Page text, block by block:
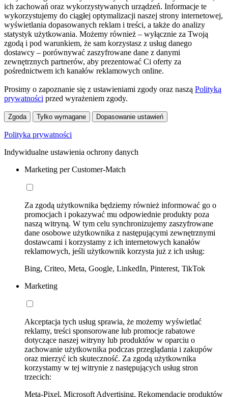
ich zachowań oraz wykorzystywanych urządzeń. Informacje te
wykorzystujemy do ciągłej optymalizacji naszej strony internetowej,
wyświetlania dopasowanych reklam i treści, a także do analizy
statystyk użytkowania. Możemy również – wyłącznie za Twoją
zgodą i pod warunkiem, że sam korzystasz z usług danego
dostawcy – porównywać zaszyfrowane dane z danymi
zewnętrznych partnerów, aby prezentować Ci oferty za
pośrednictwem ich kanałów reklamowych online.
Prosimy o zapoznanie się z ustawieniami zgody oraz naszą Polityką
prywatności przed wyrażeniem zgody.
Zgoda Tylko wymagane Dopasowanie ustawień
Polityka prywatności
Indywidualne ustawienia ochrony danych
Marketing per Customer-Match
Za zgodą użytkownika będziemy również informować go o
promocjach i pokazywać mu odpowiednie produkty poza
naszą witryną. W tym celu synchronizujemy zaszyfrowane
dane osobowe użytkownika z następującymi zewnętrznymi
dostawcami i korzystamy z ich internetowych kanałów
reklamowych, jeśli użytkownik korzysta już z ich usług:
Bing, Criteo, Meta, Google, LinkedIn, Pinterest, TikTok
Marketing
Akceptacja tych usług sprawia, że możemy wyświetlać
reklamy, treści sponsorowane lub promocje rabatowe
dotyczące naszej witryny lub produktów w oparciu o
zachowanie użytkownika podczas przeglądania i zakupów
oraz mierzyć ich skuteczność. Za zgodą użytkownika
korzystamy w tej witrynie z następujących usług stron
trzecich:
Meta-Pixel, Microsoft Advertising, Rekomendacje produktów